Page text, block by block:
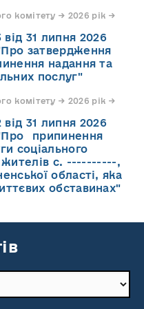
комітету → 2026 рік →
31 липня 2026
затвердження
надання та
послуг"
комітету → 2026 рік →
31 липня 2026
припинення
соціального
жителів с. ----------,
області, яка
обставинах"